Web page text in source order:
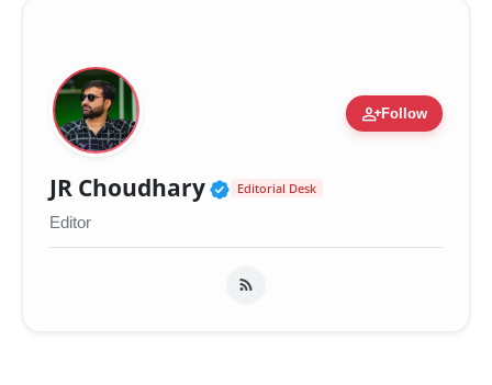
person_addFollow
JR Choudhary Verified Public Figure
Editorial Desk
Editor